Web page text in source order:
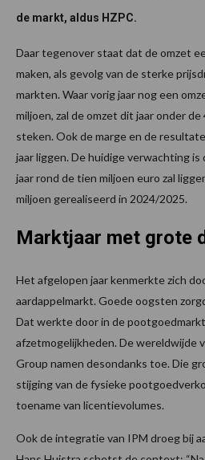
de markt, aldus HZPC.
Daar tegenover staat dat de omzet
maken, als gevolg van de sterke
markten. Waar vorig jaar nog een
miljoen, zal de omzet dit jaar onder
steken. Ook de marge en de
jaar liggen. De huidige verwachting
jaar rond de tien miljoen euro zal
miljoen gerealiseerd in 2024/2025.
Marktjaar met grote
Het afgelopen jaar kenmerkte zich
aardappelmarkt. Goede oogsten
Dat werkte door in de
afzetmogelijkheden. De wereldwijde
Group namen desondanks toe. Die
stijging van de fysieke
toename van licentievolumes.
Ook de integratie van IPM droeg bij